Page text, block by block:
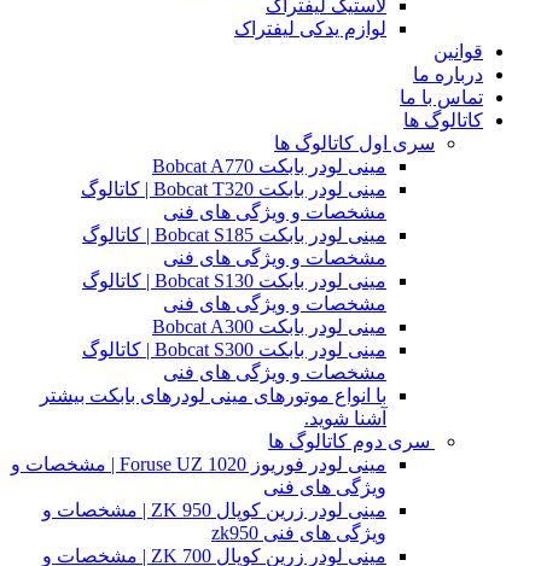
لاستیک لیفتراک
لوازم یدکی لیفتراک
قوانین
درباره ما
تماس با ما
کاتالوگ ها
سری اول کاتالوگ ها
مینی لودر بابکت Bobcat A770
مینی لودر بابکت Bobcat T320 | کاتالوگ
مشخصات و ویژگی های فنی
مینی لودر بابکت Bobcat S185 | کاتالوگ
مشخصات و ویژگی های فنی
مینی لودر بابکت Bobcat S130 | کاتالوگ
مشخصات و ویژگی های فنی
مینی لودر بابکت Bobcat A300
مینی لودر بابکت Bobcat S300 | کاتالوگ
مشخصات و ویژگی های فنی
با انواع موتورهای مینی لودرهای بابکت بیشتر
آشنا شوید.
سری دوم کاتالوگ ها
مینی لودر فوریوز Foruse UZ 1020 | مشخصات و
ویژگی های فنی
مینی لودر زرین کوپال ZK 950 | مشخصات و
ویژگی های فنی zk950
مینی لودر زرین کوپال ZK 700 | مشخصات و